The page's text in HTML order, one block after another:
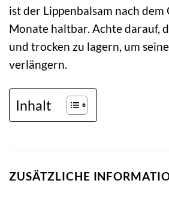
ist der Lippenbalsam nach
Monate haltbar. Achte darauf,
und trocken zu lagern, um
verlängern.
Inhalt
ZUSÄTZLICHE